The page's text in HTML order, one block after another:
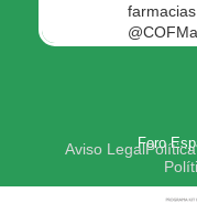
4
Foro
Foro
Aviso Legal